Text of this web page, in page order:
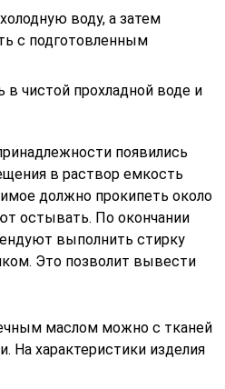
воду, а затем
с подготовленным
в чистой прохладной воде и
появились
в раствор емкость
должно прокипеть около
остывать. По окончании
выполнить стирку
Это позволит вывести
маслом можно с тканей
На характеристики изделия